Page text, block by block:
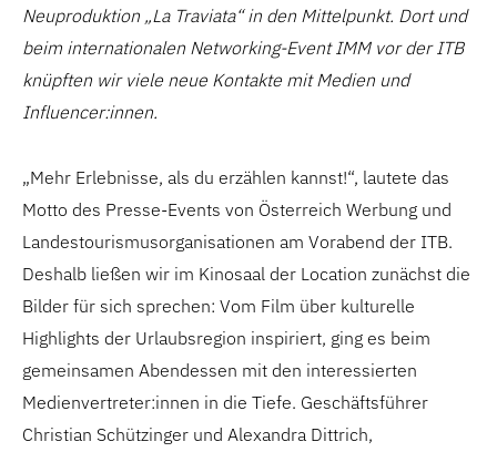
Neuproduktion „La Traviata“ in den Mittelpunkt. Dort und
beim internationalen Networking-Event IMM vor der ITB
knüpften wir viele neue Kontakte mit Medien und
Influencer:innen.
„Mehr Erlebnisse, als du erzählen kannst!“, lautete das
Motto des Presse-Events von Österreich Werbung und
Landestourismusorganisationen am Vorabend der ITB.
Deshalb ließen wir im Kinosaal der Location zunächst die
Bilder für sich sprechen: Vom Film über kulturelle
Highlights der Urlaubsregion inspiriert, ging es beim
gemeinsamen Abendessen mit den interessierten
Medienvertreter:innen in die Tiefe. Geschäftsführer
Christian Schützinger und Alexandra Dittrich,